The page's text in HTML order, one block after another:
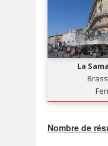
La
Nombre de